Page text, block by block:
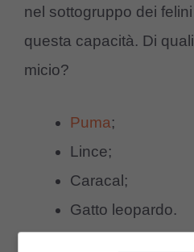
nel sottogruppo dei
questa capacità. Di
micio?
Puma;
Lince;
Caracal;
Gatto leopardo.